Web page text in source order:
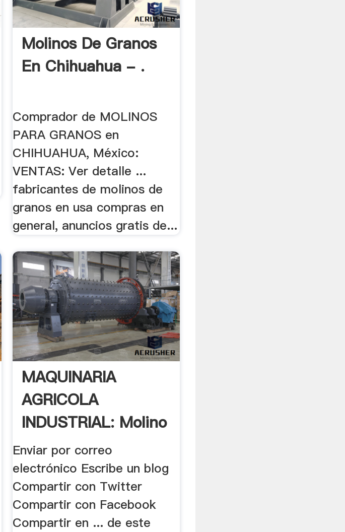
Molinos De Granos
En Chihuahua - .
Comprador de MOLINOS
PARA GRANOS en
CHIHUAHUA, México:
VENTAS: Ver detalle ...
fabricantes de molinos de
granos en usa compras en
general, anuncios gratis de...
MAQUINARIA
AGRICOLA
INDUSTRIAL: Molino
De .
Enviar por correo
electrónico Escribe un blog
Compartir con Twitter
Compartir con Facebook
Compartir en ... de este